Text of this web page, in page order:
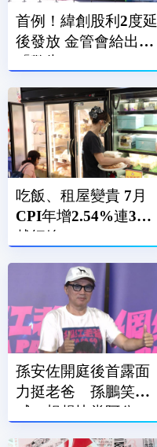
首例！緯創股利2度延
後發放 金管會給出
「警告」
吃飯、租屋變貴 7月
CPI年增2.54%連3月
越紅線
孫安佐開庭後首露面
力挺老爸 孫鵬笑
喊：想趕快當阿公